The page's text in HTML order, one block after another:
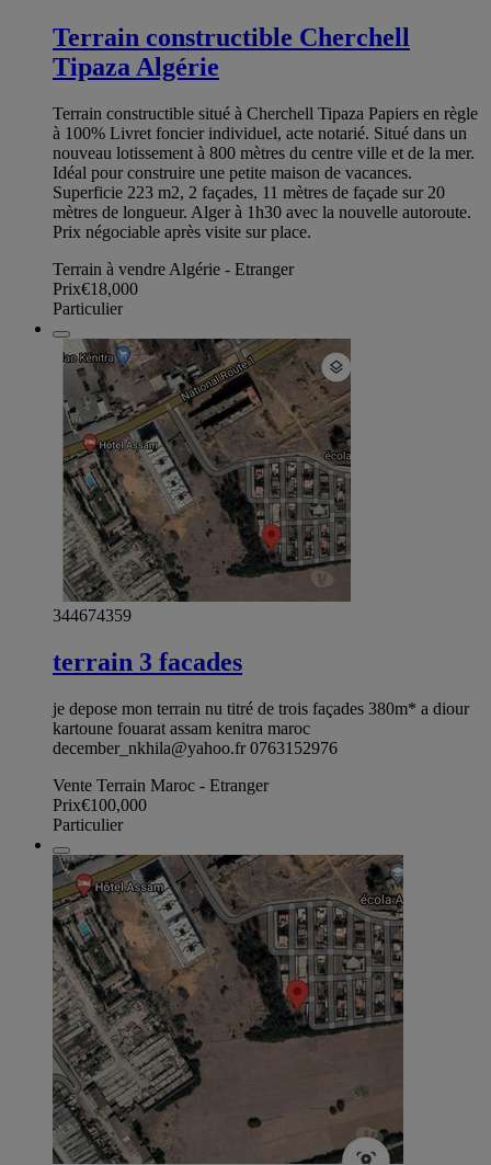
Terrain constructible Cherchell
Tipaza Algérie
Terrain constructible situé à Cherchell Tipaza Papiers en règle
à 100% Livret foncier individuel, acte notarié. Situé dans un
nouveau lotissement à 800 mètres du centre ville et de la mer.
Idéal pour construire une petite maison de vacances.
Superficie 223 m2, 2 façades, 11 mètres de façade sur 20
mètres de longueur. Alger à 1h30 avec la nouvelle autoroute.
Prix négociable après visite sur place.
Terrain à vendre Algérie - Etranger
Prix€18,000
Particulier
344674359
terrain 3 facades
je depose mon terrain nu titré de trois façades 380m* a diour
kartoune fouarat assam kenitra maroc
december_nkhila@yahoo.fr0763152976
Vente Terrain Maroc - Etranger
Prix€100,000
Particulier